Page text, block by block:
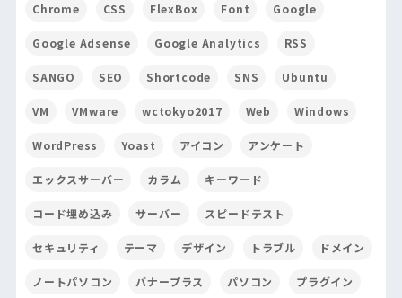
Chrome CSS FlexBox Font Google
Google Adsense Google Analytics RSS
SANGO SEO Shortcode SNS Ubuntu
VM VMware wctokyo2017 Web Windows
WordPress Yoast アイコン アンケート
エックスサーバー カラム キーワード
コード埋め込み サーバー スピードテスト
セキュリティ テーマ デザイン トラブル ドメイン
ノートパソコン バナープラス パソコン プラグイン